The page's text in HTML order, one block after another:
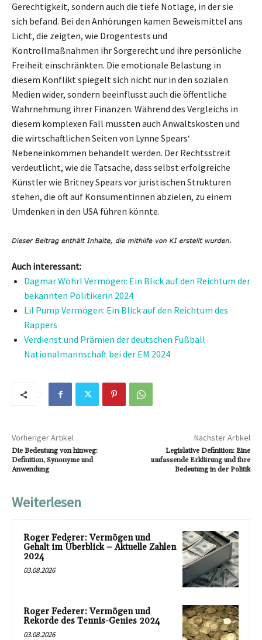
Gerechtigkeit, sondern auch die tiefe Notlage, in der sie
sich befand. Bei den Anhörungen kamen Beweismittel ans
Licht, die zeigten, wie Drogentests und
Kontrollmaßnahmen ihr Sorgerecht und ihre persönliche
Freiheit einschränkten. Die emotionale Belastung in
diesem Konflikt spiegelt sich nicht nur in den sozialen
Medien wider, sondern beeinflusst auch die öffentliche
Wahrnehmung ihrer Finanzen. Während des Vergleichs in
diesem komplexen Fall mussten auch Anwaltskosten und
die wirtschaftlichen Seiten von Lynne Spears‘
Nebeneinkommen behandelt werden. Der Rechtsstreit
verdeutlicht, wie die Tatsache, dass selbst erfolgreiche
Künstler wie Britney Spears vor juristischen Strukturen
stehen, die oft auf Konsumentinnen abzielen, zu einem
Umdenken in den USA führen könnte.
Auch interessant:
Dagmar Wöhrl Vermögen: Ein Blick auf den Reichtum der
bekannten Politikerin 2024
Lil Pump Vermögen: Ein Blick auf den Reichtum des
Rappers
Verdienst und Prämien der deutschen Fußball
Nationalmannschaft bei der EM 2024
Vorheriger Artikel
Die Bedeutung von hinweg:
Definition, Synonyme und
Anwendung
Nächster Artikel
Legislative Definition: Eine
umfassende Erklärung und ihre
Bedeutung in der Politik
Weiterlesen
Roger Federer: Vermögen und
Gehalt im Überblick – Aktuelle Zahlen
2024
03.08.2026
Roger Federer: Vermögen und
Rekorde des Tennis-Genies 2024
03.08.2026